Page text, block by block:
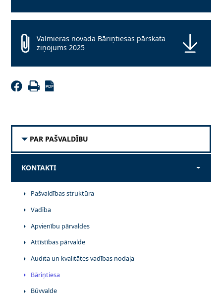
PAR PAŠVALDĪBU
KONTAKTI
Pašvaldības struktūra
Vadība
Apvienību pārvaldes
Attīstības pārvalde
Audita un kvalitātes vadības nodaļa
Bāriņtiesa
Būvvalde
Valmieras novada Bāriņtiesas pārskata
ziņojums 2025